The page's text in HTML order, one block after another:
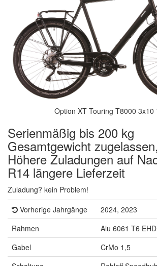
Option XT Touring T8000 3x10
Serienmäßig bis 200 kg
Gesamtgewicht zugelassen,
Höhere Zuladungen auf
R14 längere Lieferzeit
Zuladung? kein Problem!
Vorherige Jahrgänge
2024, 2023
Rahmen
Alu 6061 T6 EHD
Gabel
CrMo 1,5